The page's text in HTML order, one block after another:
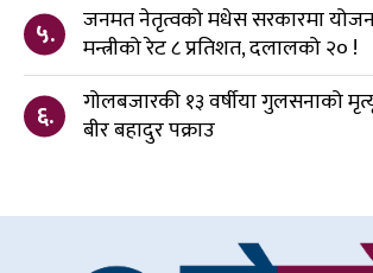
५.
जनमत नेतृत्वको मधेस सरकारमा
मन्त्रीको रेट ८ प्रतिशत, दलालको २० !
६.
गोलबजारकी १३ वर्षीया गुलसनाको
बीर बहादुर पक्राउ